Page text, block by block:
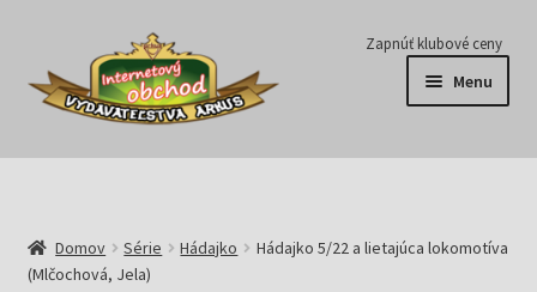
Preskočiť
navigáciu
Preskočiť
obsah
Zapnúť klubové ceny
Menu
Série
E-knihy
Domov Série Hádajko
Hádajko 5/22 a lietajúca lokomotíva
(Mlčochová, Jela)